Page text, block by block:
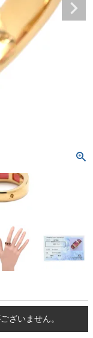
ざいません。